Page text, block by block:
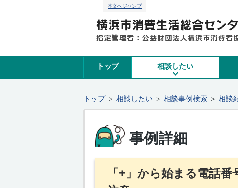
本文へジャンプ
トップ 相談したい
トップ＞ 相談したい ＞ 相談事例検索 ＞ 相談
事例詳細
「+」から始まる電話